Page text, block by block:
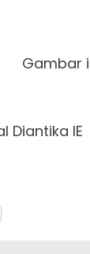
Gambar
Diantika IE